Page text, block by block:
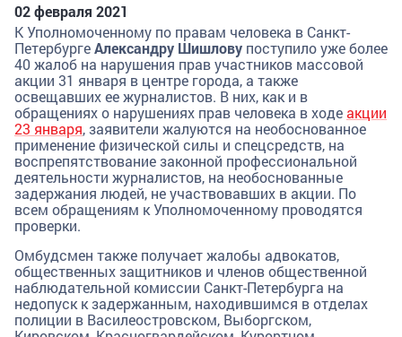
02 февраля 2021
К Уполномоченному по правам человека в Санкт-
ПетербургеАлександру Шишлову поступило уже более
40 жалоб на нарушения прав участников массовой
акции 31 января в центре города, а также
освещавших ее журналистов. В них, как и в
обращениях о нарушениях прав человека в ходеакции
23 января, заявители жалуются на необоснованное
применение физической силы и спецсредств, на
воспрепятствование законной профессиональной
деятельности журналистов, на необоснованные
задержания людей, не участвовавших в акции. По
всем обращениям к Уполномоченному проводятся
проверки.
Омбудсмен также получает жалобы адвокатов,
общественных защитников и членов общественной
наблюдательной комиссии Санкт-Петербурга на
недопуск к задержанным, находившимся в отделах
полиции в Василеостровском, Выборгском,